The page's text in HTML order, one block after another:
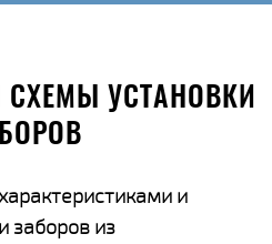
СХЕМЫ УСТАНОВКИ
и
заборов из